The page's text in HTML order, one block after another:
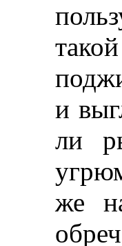
и
ли
же